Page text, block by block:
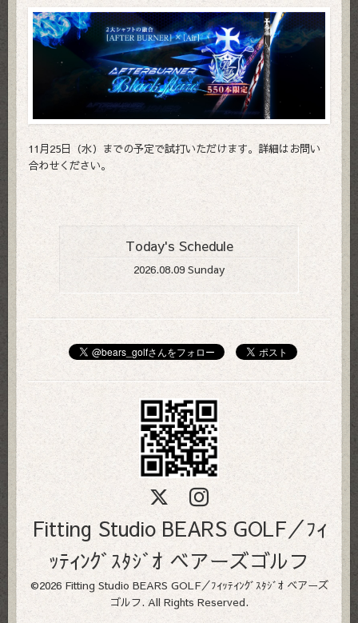
11月25日（水）までの予定で試打いただけます。詳細はお問い
合わせください。
Today's Schedule
2026.08.09 Sunday
Fitting Studio BEARS GOLF／ﾌｨ
ｯﾃｨﾝｸﾞｽﾀｼﾞｵ ベアーズゴルフ
©2026 Fitting Studio BEARS GOLF／ﾌｨｯﾃｨﾝｸﾞｽﾀｼﾞｵ ベアーズ
ゴルフ. All Rights Reserved.